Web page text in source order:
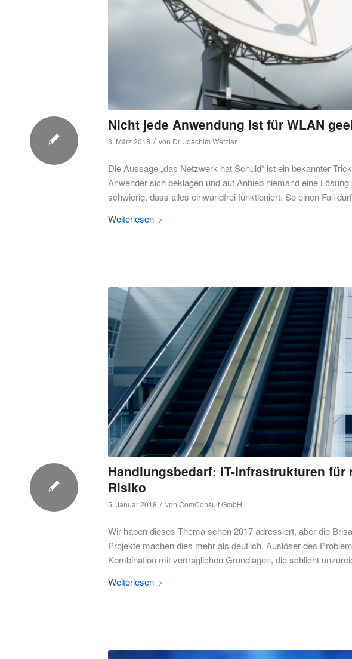
Nicht jede Anwendung ist für WLAN
3. März 2018 / von Dr. Joachim Wetzlar
Die Aussage „das Netzwerk hat Schuld“ ist ein bekannter
Anwender sich beklagen und auf Anhieb niemand eine
schwierig, dass alles einwandfrei funktioniert. So einen Fall
Weiterlesen
Handlungsbedarf: IT-Infrastrukturen für
Risiko
5. Januar 2018 / von ComConsult GmbH
Wir haben dieses Thema schon 2017 adressiert, aber die
Projekte machen dies mehr als deutlich. Auslöser des
Kombination mit vertraglichen Grundlagen, die schlicht
Weiterlesen